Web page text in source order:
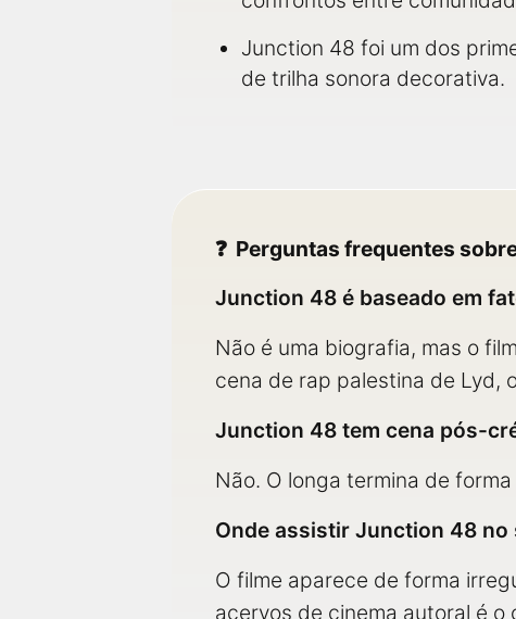
Junction 48 foi um dos
de trilha sonora decorativa.
Perguntas frequentes
Junction 48 é baseado em
Não é uma biografia, mas o
cena de rap palestina de Lyd,
Junction 48 tem cena pós-
Não. O longa termina de
Onde assistir Junction 48 no
O filme aparece de forma
acervos de cinema autoral é